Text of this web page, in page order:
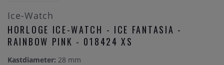
Ice-Watch
HORLOGE ICE-WATCH - ICE FANTASIA -
RAINBOW PINK - 018424 XS
Kastdiameter: 28 mm